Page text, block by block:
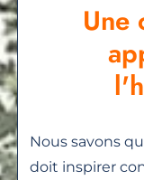
Une
Nous savons
doit inspirer